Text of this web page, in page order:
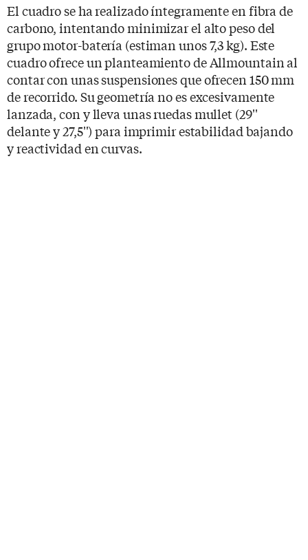
El cuadro se ha realizado íntegramente en fibra de
carbono, intentando minimizar el alto peso del
grupo motor-batería (estiman unos 7,3 kg). Este
cuadro ofrece un planteamiento de Allmountain al
contar con unas suspensiones que ofrecen 150 mm
de recorrido. Su geometría no es excesivamente
lanzada, con y lleva unas ruedas mullet (29''
delante y 27,5'') para imprimir estabilidad bajando
y reactividad en curvas.